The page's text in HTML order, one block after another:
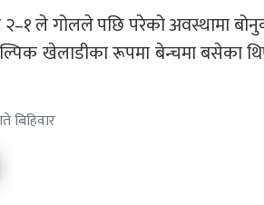
२–१ ले गोलले पछि परेको अवस्थामा
खेलाडीका रूपमा बेन्चमा बसेका
बिहिवार